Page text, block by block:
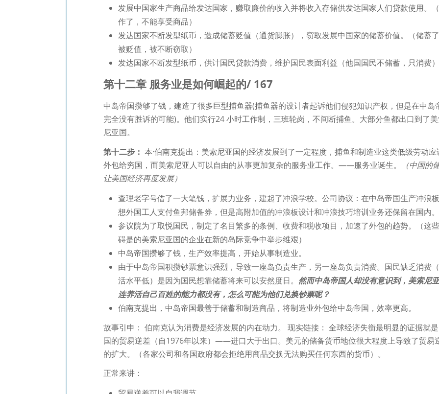
发展中国家生产商品给发达国家，赚取廉价的收入并将收入存储供发达国家人们贷款使用。
作了，不能享受商品）
发达国家不断发型纸币，造成储蓄贬值（通货膨胀），窃取发展中国家的储蓄价值。（储蓄了
被贬值，被不断窃取）
发达国家不断发型纸币，供计国民贷款消费，维护国民表面利益（他国国民不储蓄，只消费）
第十二章 服务业是如何崛起的/ 167
中岛帝国攒够了钱，建造了很多巨型捕鱼器(捕鱼器的设计者起诉他们侵犯知识产权，但是在中岛
完全没有胜诉的可能)。他们实行24 小时工作制，三班轮岗，不间断捕鱼。大部分鱼都出口到了
尼亚国。
第十二步： 本·伯南克提出：美索尼亚国的经济发展到了一定程度，捕鱼和制造业这类低级劳动应
外包给穷国，而美索尼亚人可以自由的从事更加复杂的服务业工作。——服务业诞生。
（中国的
让美国经济再度发展）
查理老字号借了一大笔钱，扩展力业务，建起了冲浪学校。公司协议：在中岛帝国生产冲浪板
想外国工人支付鱼邦储备券，但是高附加值的冲浪板设计和冲浪技巧培训业务还保留在国内。
参议院为了取悦国民，制定了名目繁多的条例、收费和税收项目，加速了外包的趋势。（这
碍是的美索尼亚国的企业在新的岛际竞争中举步维艰）
中岛帝国攒够了钱，生产效率提高，开始从事制造业。
由于中岛帝国积攒钞票意识强烈，导致一座岛负责生产，另一座岛负责消费。国民缺乏消费
活水平低）是因为国民想靠储蓄将来可以安然度日。 然而中岛帝国人却没有意识到，美索尼
连养活自己百姓的能力都没有，怎么可能为他们兑换钞票呢？
伯南克提出，中岛帝国最善于储蓄和制造商品，将制造业外包给中岛帝国，效率更高。
故事引申： 伯南克认为消费是经济发展的内在动力。 现实链接： 全球经济失衡最明显的证据就
国的贸易逆差（自1976年以来）——进口大于出口。美元的储备货币地位很大程度上导致了贸易
的扩大。（各家公司和各国政府都会拒绝用商品交换无法购买任何东西的货币）。
正常来讲：